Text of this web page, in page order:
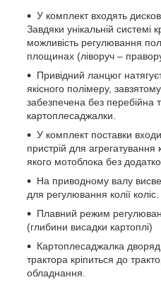
У комплект входять
Завдяки унікальній системі
можливість регулювання
площинах (ліворуч –
Привідний ланцюг
якісного полімеру,
забезпечена без перебійна
картоплесаджалки.
У комплект поставки
пристрій для
якого мотоблока без
На приводному валу
для регулювання колії коліс.
Плавний режим
(глибини висадки картоплі)
Картоплесаджалка
трактора кріпиться до
обладнання.